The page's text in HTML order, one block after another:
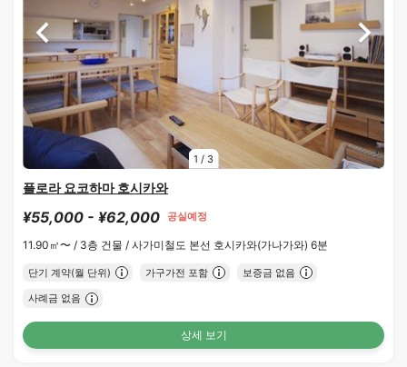
1 / 3
플로라 요코하마 호시카와
¥55,000 - ¥62,000 공실예정
11.90㎡〜 / 3층 건물 / 사가미철도 본선 호시카와(가나가와) 6분
단기 계약(월 단위) 가구가전 포함 보증금 없음
사례금 없음
상세 보기